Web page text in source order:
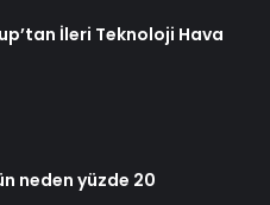
İleri Teknoloji Hava
neden yüzde 20